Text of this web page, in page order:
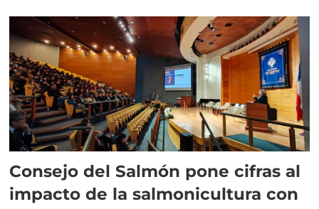
Consejo del Salmón pone cifras al
impacto de la salmonicultura con